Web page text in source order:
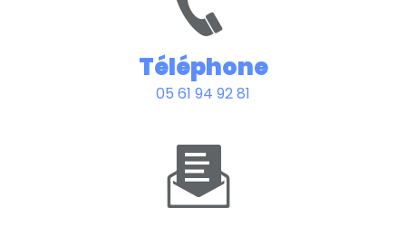
Téléphone
05 61 94 92 81